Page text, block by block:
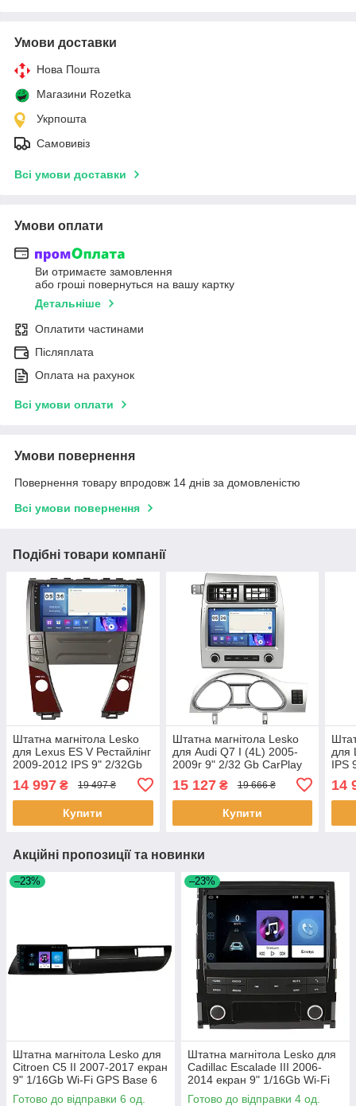
Умови доставки
Нова Пошта
Магазини Rozetka
Укрпошта
Самовивіз
Всі умови доставки
Умови оплати
Ви отримаєте замовлення
або гроші повернуться на вашу картку
Детальніше
Оплатити частинами
Післяплата
Оплата на рахунок
Всі умови оплати
Умови повернення
Повернення товару впродовж 14 днів за домовленістю
Всі умови повернення
Подібні товари компанії
Штатна магнітола Lesko
для Lexus ES V Рестайлінг
2009-2012 IPS 9" 2/32Gb
Prime 2 шт.
14 997 ₴ 19 497 ₴
Купити
Штатна магнітола Lesko
для Audi Q7 I (4L) 2005-
2009г 9" 2/32 Gb CarPlay
3шт
15 127₴ 19 666 ₴
Купити
для
IPS
шт.
14
Акційні пропозиції та новинки
–23%
Штатна магнітола Lesko для
Citroen C5 II 2007-2017 екран
9" 1/16Gb Wi-Fi GPS Base 6
шт.
Готово до відправки 6 од.
–23%
Штатна магнітола Lesko для
Cadillac Escalade III 2006-
2014 екран 9" 1/16Gb Wi-Fi
GPS Base Каміллак 4 шт.
Готово до відправки 4 од.